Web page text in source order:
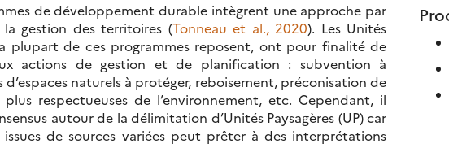
de développement durable intègrent une approche par
gestion des territoires (Tonneau et al., 2020). Les Unités
la plupart de ces programmes reposent, ont pour finalité de
actions de gestion et de planification : subvention à
d’espaces naturels à protéger, reboisement, préconisation de
respectueuses de l’environnement, etc. Cependant, il
autour de la délimitation d’Unités Paysagères (UP) car
issues de sources variées peut prêter à des interprétations